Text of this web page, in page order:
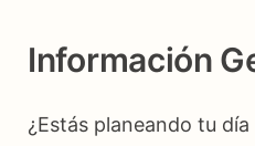
Información
¿Estás planeando tu